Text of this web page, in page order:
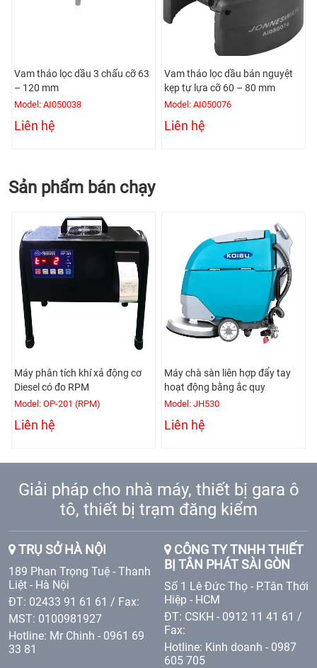
Vam tháo lọc dầu 3 chấu cỡ 63
– 120 mm
Model: AI050038
Liên hệ
Vam tháo lọc dầu bán nguyệt
kẹp tự lựa cỡ 60 – 80 mm
Model: AI050076
Liên hệ
Sản phẩm bán chạy
Máy phân tích khí xả động cơ
Diesel có đo RPM
Model: OP-201 (RPM)
Liên hệ
Máy chà sàn liên hợp đẩy tay
hoạt động bằng ắc quy
Model: JH530
Liên hệ
Giải pháp cho nhà máy, thiết bị gara ô
tô, thiết bị trạm đăng kiểm
TRỤ SỞ HÀ NỘI
189 Phan Trọng Tuệ - Thanh
Liệt - Hà Nội
ĐT: 02433 91 61 61 / Fax:
MST: 0100981927
Hotline: Mr Chinh - 0961 69
33 81
CÔNG TY TNHH THIẾT
BỊ TÂN PHÁT SÀI GÒN
Số 1 Lê Đức Thọ - P.Tân Thới
Hiệp - HCM
ĐT: CSKH - 0912 11 41 61 /
Fax:
Hotline: Kinh doanh - 0987
605 705